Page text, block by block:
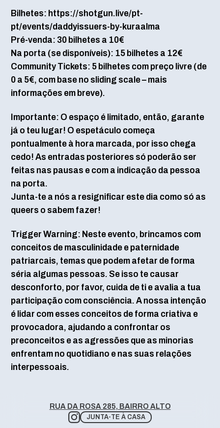
Bilhetes: https://shotgun.live/pt-
pt/events/daddyissuers-by-kuraalma
Pré-venda: 30 bilhetes a 10€
Na porta (se disponíveis): 15 bilhetes a 12€
Community Tickets: 5 bilhetes com preço livre (de
0 a 5€, com base no sliding scale – mais
informações em breve).
Importante: O espaço é limitado, então, garante
já o teu lugar! O espetáculo começa
pontualmente à hora marcada, por isso chega
cedo! As entradas posteriores só poderão ser
feitas nas pausas e com a indicação da pessoa
na porta.
Junta-te a nós a resignificar este dia como só as
queers o sabem fazer!
Trigger Warning: Neste evento, brincamos com
conceitos de masculinidade e paternidade
patriarcais, temas que podem afetar de forma
séria algumas pessoas. Se isso te causar
desconforto, por favor, cuida de ti e avalia a tua
participação com consciência. A nossa intenção
é lidar com esses conceitos de forma criativa e
provocadora, ajudando a confrontar os
preconceitos e as agressões que as minorias
enfrentam no quotidiano e nas suas relações
interpessoais.
RUA DA ROSA 285, BAIRRO ALTO
JUNTA-TE À CASA